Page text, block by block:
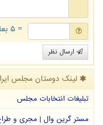
= ۵ بعلاوه ۳
ارسال نظر
لینک دوستان مجلس
تبلیغات انتخابات مجلس
مستر گرین وال | مجری و